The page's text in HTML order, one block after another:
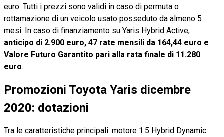
euro. Tutti i prezzi sono validi in caso di permuta o
rottamazione di un veicolo usato posseduto da almeno 5
mesi. In caso di finanziamento su Yaris Hybrid Active,
anticipo di 2.900 euro, 47 rate mensili da 164,44 euro e
Valore Futuro Garantito pari alla rata finale di 11.280
euro.
Promozioni Toyota Yaris dicembre
2020: dotazioni
Tra le caratteristiche principali: motore 1.5 Hybrid Dynamic